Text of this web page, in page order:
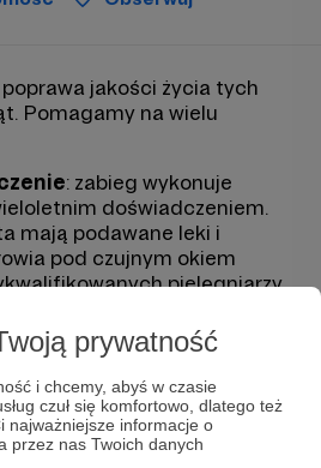
prywatność
i chcemy, abyś w czasie
czuł się komfortowo, dlatego też
najważniejsze informacje o
przez nas Twoich danych
jakości życia tych
Pomagamy na wielu
: zabieg wykonuje
doświadczeniem.
mają podawane leki i
pod czujnym okiem
pielęgniarzy.
: dokarmiają stada,
na zimę, pomagają w
zwierzęta na
proces adopcyjny.
chorym na FiV, FeLV oraz